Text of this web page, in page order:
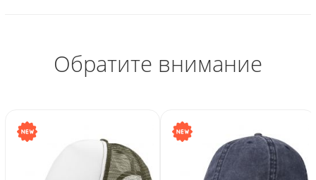
Обратите внимание